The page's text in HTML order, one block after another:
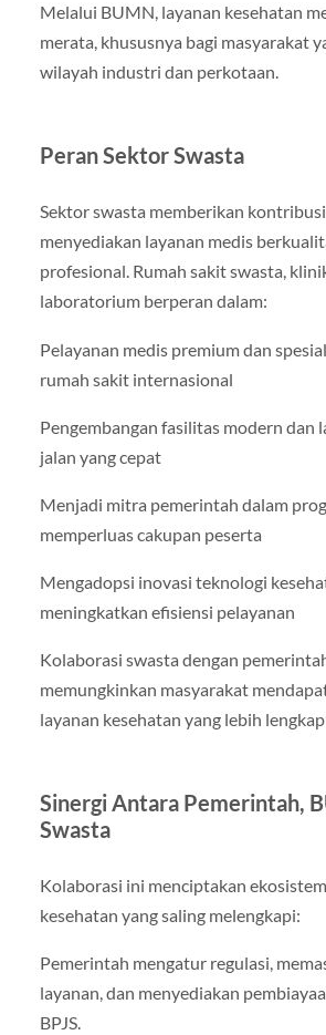
Melalui BUMN, layanan kesehatan
merata, khususnya bagi masyarakat
wilayah industri dan perkotaan.
Peran Sektor Swasta
Sektor swasta memberikan
menyediakan layanan medis
profesional. Rumah sakit swasta,
laboratorium berperan dalam:
Pelayanan medis premium dan
rumah sakit internasional
Pengembangan fasilitas modern dan
jalan yang cepat
Menjadi mitra pemerintah dalam
memperluas cakupan peserta
Mengadopsi inovasi teknologi
meningkatkan efisiensi pelayanan
Kolaborasi swasta dengan
memungkinkan masyarakat
layanan kesehatan yang lebih
Sinergi Antara Pemerintah,
Swasta
Kolaborasi ini menciptakan
kesehatan yang saling melengkapi:
Pemerintah mengatur regulasi,
layanan, dan menyediakan
BPJS.